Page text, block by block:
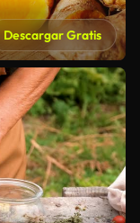
Descargar Gratis